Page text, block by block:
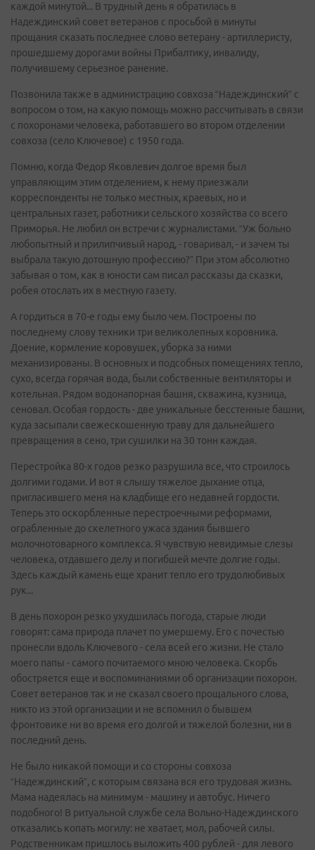
каждой минутой... В трудный день я обратилась в
Надеждинский совет ветеранов с просьбой в минуты
прощания сказать последнее слово ветерану - артиллеристу,
прошедшему дорогами войны Прибалтику, инвалиду,
получившему серьезное ранение.
Позвонила также в администрацию совхоза “Надеждинский” с
вопросом о том, на какую помощь можно рассчитывать в связи
с похоронами человека, работавшего во втором отделении
совхоза (село Ключевое) с 1950 года.
Помню, когда Федор Яковлевич долгое время был
управляющим этим отделением, к нему приезжали
корреспонденты не только местных, краевых, но и
центральных газет, работники сельского хозяйства со всего
Приморья. Не любил он встречи с журналистами. “Уж больно
любопытный и прилипчивый народ, - говаривал, - и зачем ты
выбрала такую дотошную профессию?” При этом абсолютно
забывая о том, как в юности сам писал рассказы да сказки,
робея отослать их в местную газету.
А гордиться в 70-е годы ему было чем. Построены по
последнему слову техники три великолепных коровника.
Доение, кормление коровушек, уборка за ними
механизированы. В основных и подсобных помещениях тепло,
сухо, всегда горячая вода, были собственные вентиляторы и
котельная. Рядом водонапорная башня, скважина, кузница,
сеновал. Особая гордость - две уникальные бесстенные башни,
куда засыпали свежескошенную траву для дальнейшего
превращения в сено, три сушилки на 30 тонн каждая.
Перестройка 80-х годов резко разрушила все, что строилось
долгими годами. И вот я слышу тяжелое дыхание отца,
пригласившего меня на кладбище его недавней гордости.
Теперь это оскорбленные перестроечными реформами,
ограбленные до скелетного ужаса здания бывшего
молочнотоварного комплекса. Я чувствую невидимые слезы
человека, отдавшего делу и погибшей мечте долгие годы.
Здесь каждый камень еще хранит тепло его трудолюбивых
рук...
В день похорон резко ухудшилась погода, старые люди
говорят: сама природа плачет по умершему. Его с почестью
пронесли вдоль Ключевого - села всей его жизни. Не стало
моего папы - самого почитаемого мною человека. Скорбь
обостряется еще и воспоминаниями об организации похорон.
Совет ветеранов так и не сказал своего прощального слова,
никто из этой организации и не вспомнил о бывшем
фронтовике ни во время его долгой и тяжелой болезни, ни в
последний день.
Не было никакой помощи и со стороны совхоза
“Надеждинский”, с которым связана вся его трудовая жизнь.
Мама надеялась на минимум - машину и автобус. Ничего
подобного! В ритуальной службе села Вольно-Надеждинского
отказались копать могилу: не хватает, мол, рабочей силы.
Родственникам пришлось выложить 400 рублей - для левого